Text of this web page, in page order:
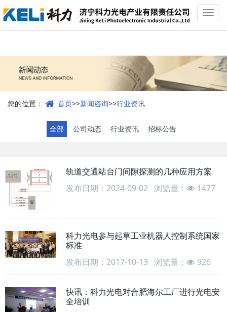
您的位置： 首页>>新闻咨询>>行业资讯
全部 公司动态 行业资讯 招标公告
轨道交通站台门间隙探测的几种应用方案
发布日期：2024-09-02 浏览量： 1477
科力光电参与起草工业机器人控制系统国家
标准
发布日期：2017-10-13 浏览量： 926
快讯：科力光电对合肥海尔工厂进行光电安
全培训